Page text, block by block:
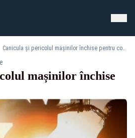
Canicula și pericolul mașinilor închise pentru copii
mașinilor închise